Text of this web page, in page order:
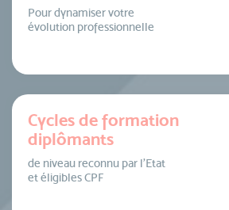
Pour dynamiser votre
évolution professionnelle
Cycles de formation
diplômants
de niveau reconnu par l’Etat
et éligibles CPF